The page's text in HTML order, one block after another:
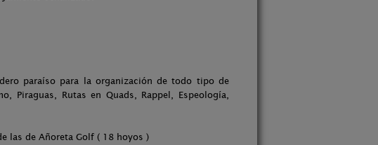
paraíso para la organización de todo tipo de
Piraguas, Rutas en Quads, Rappel, Espeología,
las de Añoreta Golf ( 18 hoyos )